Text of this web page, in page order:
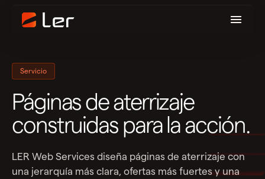
Servicio
Páginas de aterrizaje
construidas para la acción.
LER Web Services diseña páginas de aterrizaje con
una jerarquía más clara, ofertas más fuertes y una